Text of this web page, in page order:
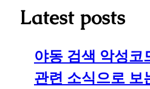
Latest posts
야동 검색 악성코
관련 소식으로 보